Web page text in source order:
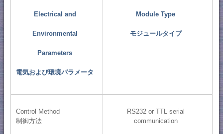
Electrical and
Environmental
Parameters
電気および環境パラメータ
Module Type
モジュールタイプ
Control Method
制御方法
RS232 or TTL serial
communication